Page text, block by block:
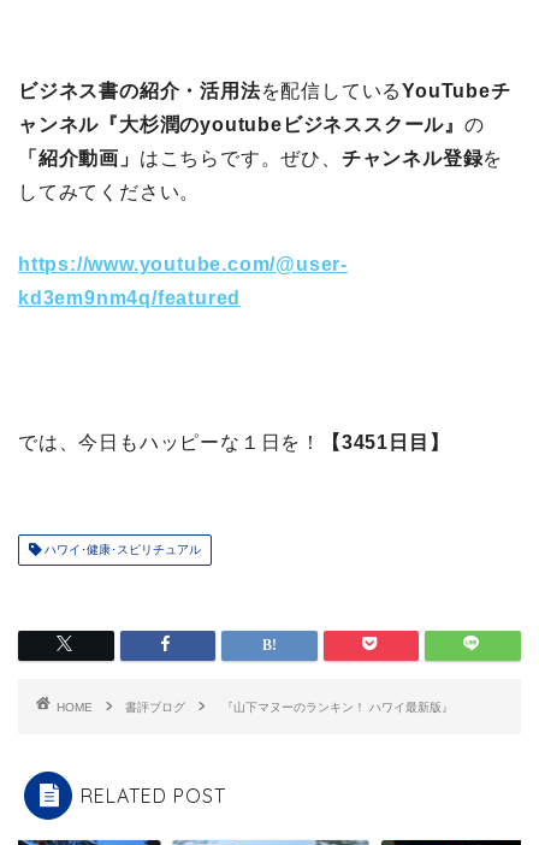
ビジネス書の紹介・活用法を配信しているYouTubeチ
ャンネル『大杉潤のyoutubeビジネススクール』 の
「紹介動画」 はこちらです。ぜひ、 チャンネル登録を
してみてください。
https://www.youtube.com/@user-
kd3em9nm4q/featured
では、今日もハッピーな１日を！ 【3451日目】
ハワイ･健康･スピリチュアル
HOME 書評ブログ 『山下マヌーのランキン！ ハワイ最新版』
RELATED POST